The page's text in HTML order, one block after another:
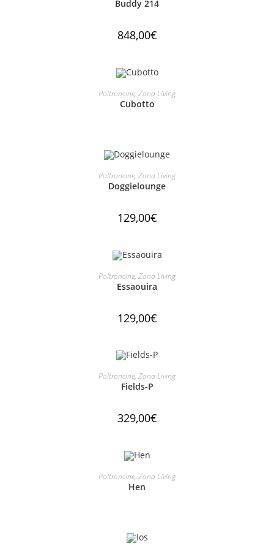
Buddy 214
848,00€
LEGGI TUTTO
Poltroncine, Zona Living
Cubotto
AGGIUNGI AL CARRELLO
Poltroncine, Zona Living
Doggielounge
129,00€
AGGIUNGI AL CARRELLO
Poltroncine, Zona Living
Essaouira
129,00€
AGGIUNGI AL CARRELLO
Poltroncine, Zona Living
Fields-P
329,00€
LEGGI TUTTO
Poltroncine, Zona Living
Hen